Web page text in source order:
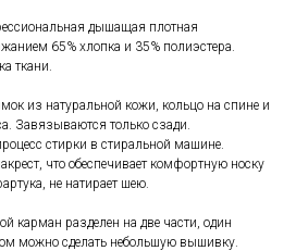
дышащая плотная
65% хлопка и 35% полиэстера.
ткани.
из натуральной кожи, кольцо на спине и
Завязываются только сзади.
стирки в стиральной машине.
что обеспечивает комфортную носку
не натирает шею.
карман разделен на две части, один
можно сделать небольшую вышивку.